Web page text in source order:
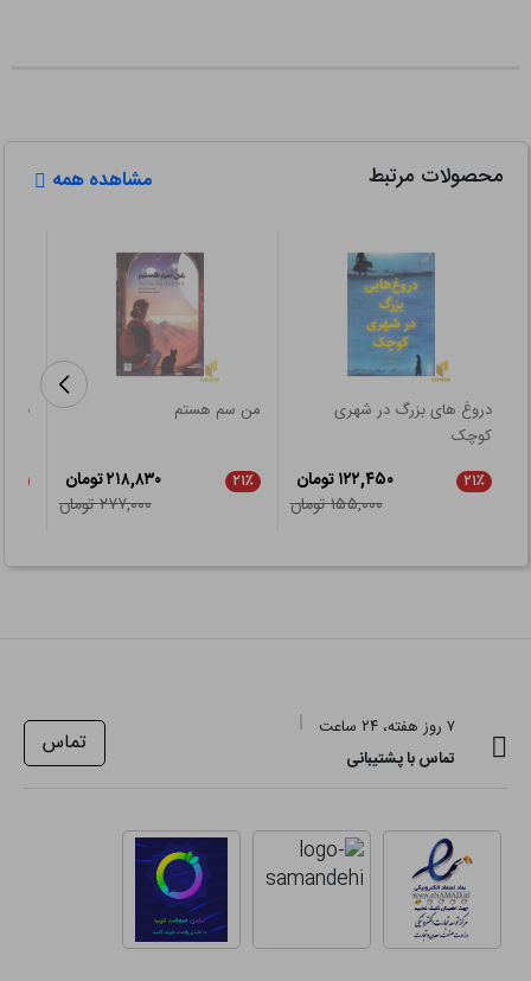
محصولات مرتبط مشاهده همه
دروغ های بزرگ در شهری
کوچک
۲۱٪
۱۲۲,۴۵۰ تومان
۱۵۵,۰۰۰ تومان
من سم هستم
۲۱٪
۲۱۸,۸۳۰ تومان
۲۷۷,۰۰۰ تومان
۷ روز هفته، ۲۴ ساعت
تماس با پشتیبانی
تماس